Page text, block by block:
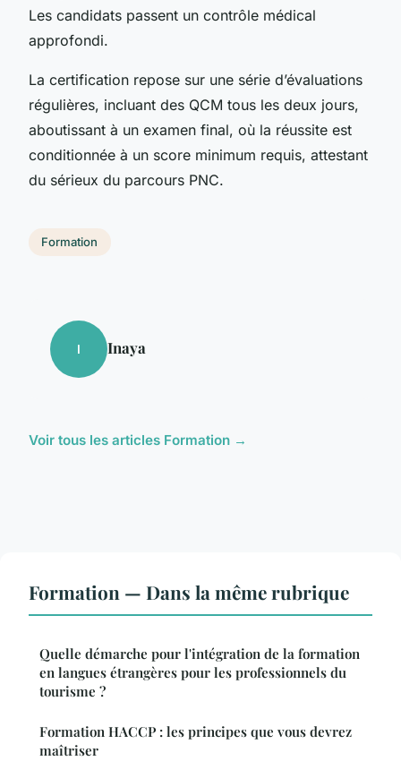
Les candidats passent un contrôle médical
approfondi.
La certification repose sur une série d’évaluations
régulières, incluant des QCM tous les deux jours,
aboutissant à un examen final, où la réussite est
conditionnée à un score minimum requis, attestant
du sérieux du parcours PNC.
Formation
I Inaya
Voir tous les articles Formation →
Formation — Dans la même rubrique
Quelle démarche pour l'intégration de la formation
en langues étrangères pour les professionnels du
tourisme ?
Formation HACCP : les principes que vous devrez
maîtriser